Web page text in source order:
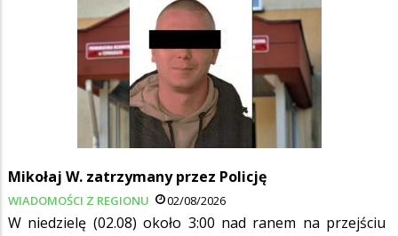
Mikołaj W. zatrzymany przez Policję
WIADOMOŚCI Z REGIONU 02/08/2026
W niedzielę (02.08) około 3:00 nad ranem na przejściu